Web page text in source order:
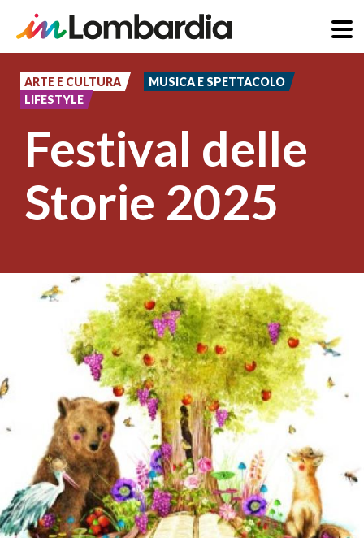
contenuto
principale
ARTE E CULTURA
MUSICA E SPETTACOLO
LIFESTYLE
Festival delle
Storie 2025